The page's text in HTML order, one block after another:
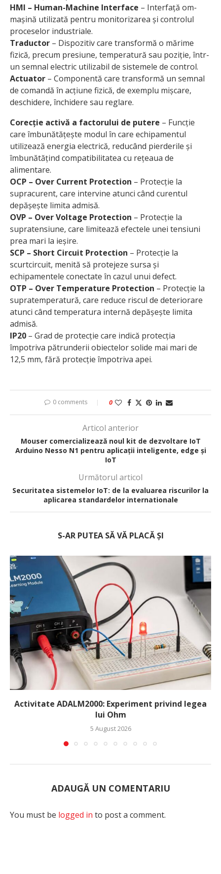
HMI – Human-Machine Interface – Interfață om-
mașină utilizată pentru monitorizarea și controlul
proceselor industriale.
Traductor – Dispozitiv care transformă o mărime
fizică, precum presiune, temperatură sau poziție, într-
un semnal electric utilizabil de sistemele de control.
Actuator – Componentă care transformă un semnal
de comandă în acțiune fizică, de exemplu mișcare,
deschidere, închidere sau reglare.
Corecție activă a factorului de putere – Funcție
care îmbunătățește modul în care echipamentul
utilizează energia electrică, reducând pierderile și
îmbunătățind compatibilitatea cu rețeaua de
alimentare.
OCP – Over Current Protection – Protecție la
supracurent, care intervine atunci când curentul
depășește limita admisă.
OVP – Over Voltage Protection – Protecție la
supratensiune, care limitează efectele unei tensiuni
prea mari la ieșire.
SCP – Short Circuit Protection – Protecție la
scurtcircuit, menită să protejeze sursa și
echipamentele conectate în cazul unui defect.
OTP – Over Temperature Protection – Protecție la
supratemperatură, care reduce riscul de deteriorare
atunci când temperatura internă depășește limita
admisă.
IP20 – Grad de protecție care indică protecția
împotriva pătrunderii obiectelor solide mai mari de
12,5 mm, fără protecție împotriva apei.
0 comments 0
Articol anterior
Mouser comercializează noul kit de dezvoltare IoT
Arduino Nesso N1 pentru aplicații inteligente, edge și
IoT
Următorul articol
Securitatea sistemelor IoT: de la evaluarea riscurilor la
aplicarea standardelor internationale
S-AR PUTEA SĂ VĂ PLACĂ ȘI
Activitate ADALM2000: Experiment privind legea
lui Ohm
5 August 2026
ADAUGĂ UN COMENTARIU
You must be logged in to post a comment.